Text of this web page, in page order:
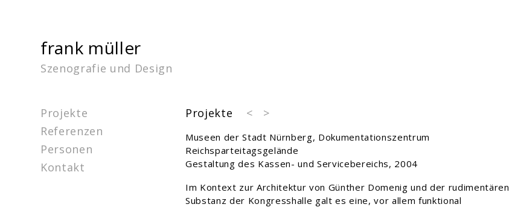
frank müller
Szenografie und Design
Projekte
Referenzen
Personen
Kontakt
Projekte < >
Museen der Stadt Nürnberg, Dokumentationszentrum
Reichsparteitagsgelände
Gestaltung des Kassen- und Servicebereichs, 2004
Im Kontext zur Architektur von Günther Domenig und der rudimentären
Substanz der Kongresshalle galt es eine, vor allem funktional